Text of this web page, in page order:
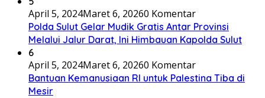
April 5, 2024Maret 6, 20260 Komentar
Polda Sulut Gelar Mudik Gratis Antar Provinsi
Melalui Jalur Darat, Ini Himbauan Kapolda Sulut
6
April 5, 2024Maret 6, 20260 Komentar
Bantuan Kemanusiaan RI untuk Palestina Tiba di
Mesir